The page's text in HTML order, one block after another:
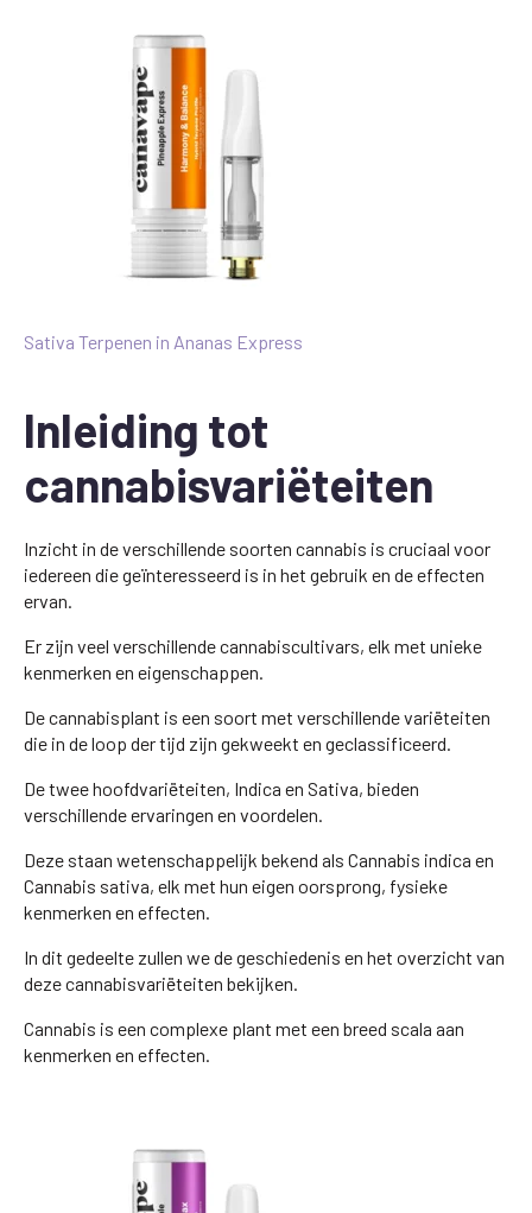
Sativa Terpenen in Ananas Express
Inleiding tot
cannabisvariëteiten
Inzicht in de verschillende soorten cannabis is cruciaal voor
iedereen die geïnteresseerd is in het gebruik en de effecten
ervan.
Er zijn veel verschillende cannabiscultivars, elk met unieke
kenmerken en eigenschappen.
De cannabisplant is een soort met verschillende variëteiten
die in de loop der tijd zijn gekweekt en geclassificeerd.
De twee hoofdvariëteiten, Indica en Sativa, bieden
verschillende ervaringen en voordelen.
Deze staan wetenschappelijk bekend als Cannabis indica en
Cannabis sativa, elk met hun eigen oorsprong, fysieke
kenmerken en effecten.
In dit gedeelte zullen we de geschiedenis en het overzicht van
deze cannabisvariëteiten bekijken.
Cannabis is een complexe plant met een breed scala aan
kenmerken en effecten.